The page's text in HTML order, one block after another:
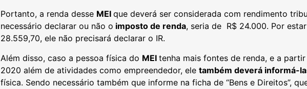
Portanto, a renda desse MEI que deverá ser considerada com rendimento
necessário declarar ou não o imposto de renda, seria de R$ 24.000. Por
28.559,70, ele não precisará declarar o IR.
Além disso, caso a pessoa física do MEI tenha mais fontes de renda, e a
2020 além de atividades como empreendedor, ele também deverá informá-
física. Sendo necessário também que informe na ficha de “Bens e Direitos”,